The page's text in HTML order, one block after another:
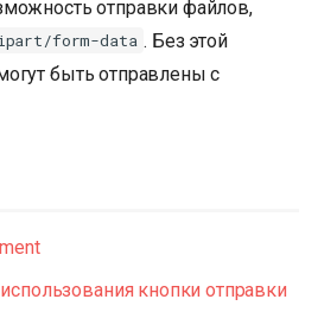
отправки файлов,
form-data . Без этой
быть отправлены с
кнопки отправки